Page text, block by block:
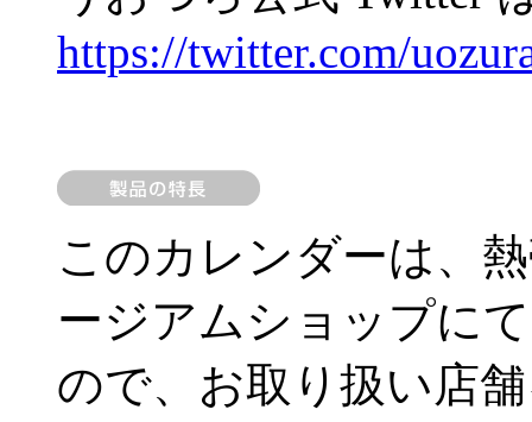
https://twitter.com/
このカレンダーは、
ージアムショップに
ので、お取り扱い店